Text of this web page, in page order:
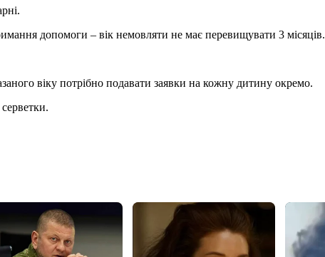
допомоги – вік немовляти не має перевищувати 3 місяців.
віку потрібно подавати заявки на кожну дитину окремо.